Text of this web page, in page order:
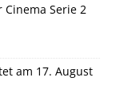
Serie 2
am 17. August